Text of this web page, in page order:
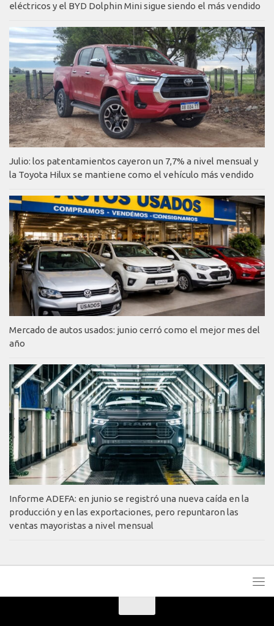
eléctricos y el BYD Dolphin Mini sigue siendo el más vendido
Julio: los patentamientos cayeron un 7,7% a nivel mensual y
la Toyota Hilux se mantiene como el vehículo más vendido
Mercado de autos usados: junio cerró como el mejor mes del
año
Informe ADEFA: en junio se registró una nueva caída en la
producción y en las exportaciones, pero repuntaron las
ventas mayoristas a nivel mensual